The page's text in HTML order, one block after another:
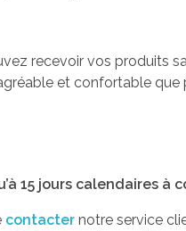
recevoir vos produits
et confortable que
15 jours calendaires
contacter notre service